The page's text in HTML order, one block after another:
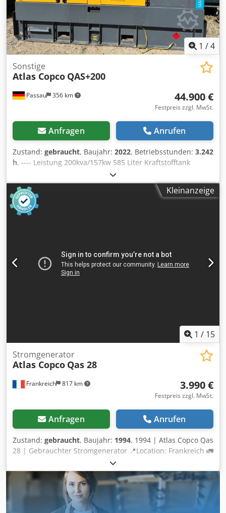
1 /4
Passau 356 km
Sonstige
Atlas Copco QAS+200
44.900 €
Festpreis zzgl. MwSt.
Anfragen Anrufen
Zustand: gebraucht, Baujahr: 2022, Betriebsstunden: 3.242
h, ---- Leistung 200kva/157kw 585 Liter Kraftstofftank
Cjdpfx Akozrkuajkjha 3242 h, BJ 12/2022 Steckdosen 125-
63-32-16A + DS Fehlerstromschutzschalter Typ B
Kleinanzeige
1 / 15
Frankreich 817 km
Stromgenerator
Atlas Copco Qas 28
3.990 €
Festpreis zzgl. MwSt.
Anfragen Anrufen
Zustand: gebraucht, Baujahr: 1994, 1994 | Atlas Copco Qas
28 | Gebrauchter Stromgenerator 📍Location: Frankreich 🚛
Delivery available to your destination – Use our shipping
calculator to estimate transport costs! 💰 Buy Now for EUR
4000 or Make an Offer. Payment at delivery available for an
affordable fee (subject to approval)* 👷‍♂️ Inspected by an
independent expert 23 Inspektionspunkte 18 genehmigt ✅